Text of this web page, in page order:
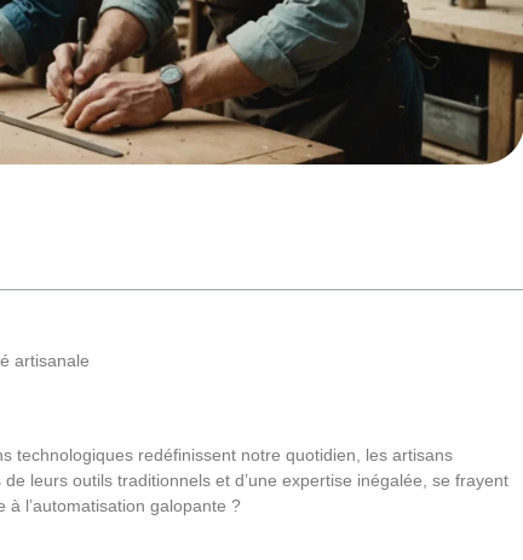
artisanale
technologiques redéfinissent notre quotidien, les artisans
leurs outils traditionnels et d’une expertise inégalée, se frayent
l’automatisation galopante ?